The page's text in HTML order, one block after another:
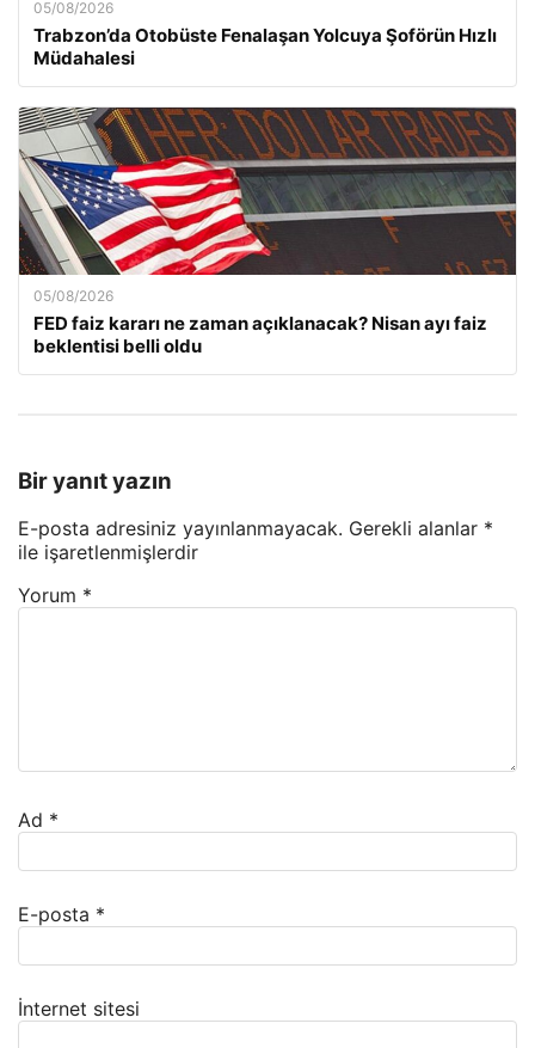
05/08/2026
Trabzon’da Otobüste Fenalaşan Yolcuya Şoförün Hızlı
Müdahalesi
05/08/2026
FED faiz kararı ne zaman açıklanacak? Nisan ayı faiz
beklentisi belli oldu
Bir yanıt yazın
E-posta adresiniz yayınlanmayacak. Gerekli alanlar *
ile işaretlenmişlerdir
Yorum *
Ad *
E-posta *
İnternet sitesi